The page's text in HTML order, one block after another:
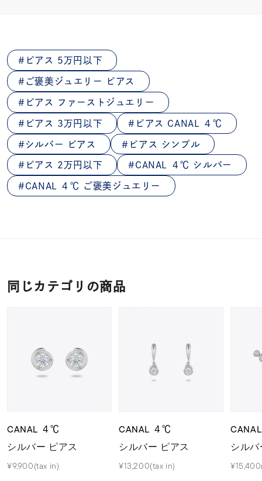
ピアス 5万円以下
ご褒美ジュエリー ピアス
ピアス ファーストジュエリー
ピアス 3万円以下 ピアス CANAL ４℃
シルバー ピアス ピアス シンプル
ピアス 2万円以下 CANAL ４℃ シルバー
CANAL ４℃ ご褒美ジュエリー
同じカテゴリの商品
CANAL ４℃
シルバー ピアス
¥9,900(tax in)
CANAL ４℃
シルバー ピアス
¥13,200(tax in)
シル